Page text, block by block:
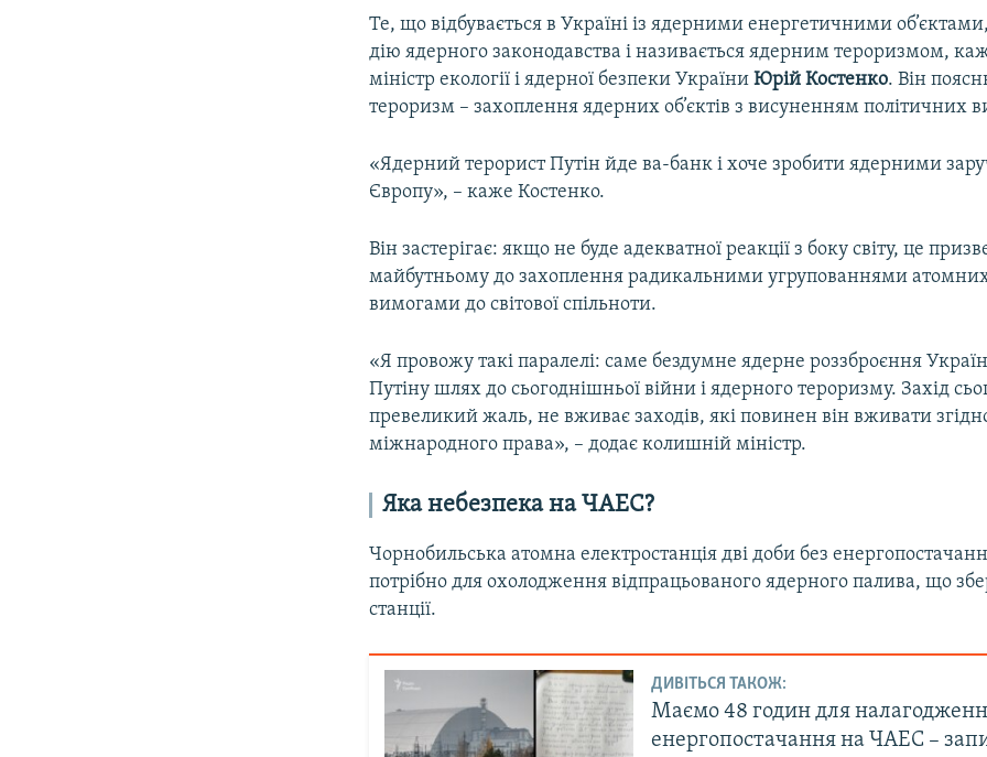
Те, що відбувається в Україні із ядерними енергетичними
дію ядерного законодавства і називається ядерним тероризмом,
міністр екології і ядерної безпеки УкраїниЮрій Костенко. Він
тероризм – захоплення ядерних об’єктів з висуненням політичних
«Ядерний терорист Путін йде ва-банк і хоче зробити ядерними
Європу», – каже Костенко.
Він застерігає: якщо не буде адекватної реакції з боку світу, це
майбутньому до захоплення радикальними угрупованнями атомних
вимогами до світової спільноти.
«Я провожу такі паралелі: саме бездумне ядерне роззброєння
Путіну шлях до сьогоднішньої війни і ядерного тероризму. Захід
превеликий жаль, не вживає заходів, які повинен він вживати
міжнародного права», – додає колишній міністр.
Яка небезпека на ЧАЕС?
Чорнобильська атомна електростанція дві доби без
потрібно для охолодження відпрацьованого ядерного палива, що
станції.
ДИВІТЬСЯ ТАКОЖ:
Маємо 48 годин для
енергопостачання на ЧАЕС –